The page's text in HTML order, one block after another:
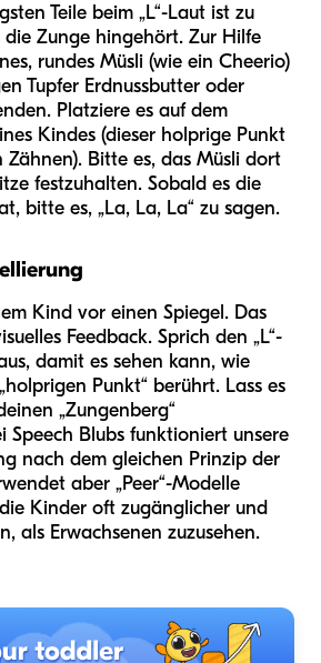
Teile beim „L“-Laut ist zu
die Zunge hingehört. Zur Hilfe
rundes Müsli (wie ein Cheerio)
Tupfer Erdnussbutter oder
Platziere es auf dem
Kindes (dieser holprige Punkt
Bitte es, das Müsli dort
festzuhalten. Sobald es die
bitte es, „La, La, La“ zu sagen.
Kind vor einen Spiegel. Das
Feedback. Sprich den „L“-
damit es sehen kann, wie
Punkt“ berührt. Lass es
„Zungenberg“
Speech Blubs funktioniert unsere
nach dem gleichen Prinzip der
aber „Peer“-Modelle
Kinder oft zugänglicher und
als Erwachsenen zuzusehen.